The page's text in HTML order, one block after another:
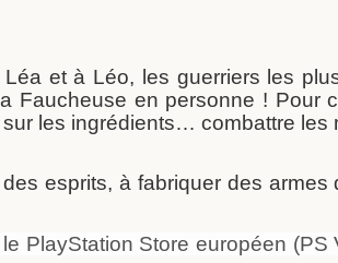
et à Léo, les guerriers les
Faucheuse en personne ! Pour
les ingrédients… combattre les
esprits, à fabriquer des
PlayStation Store européen (PS